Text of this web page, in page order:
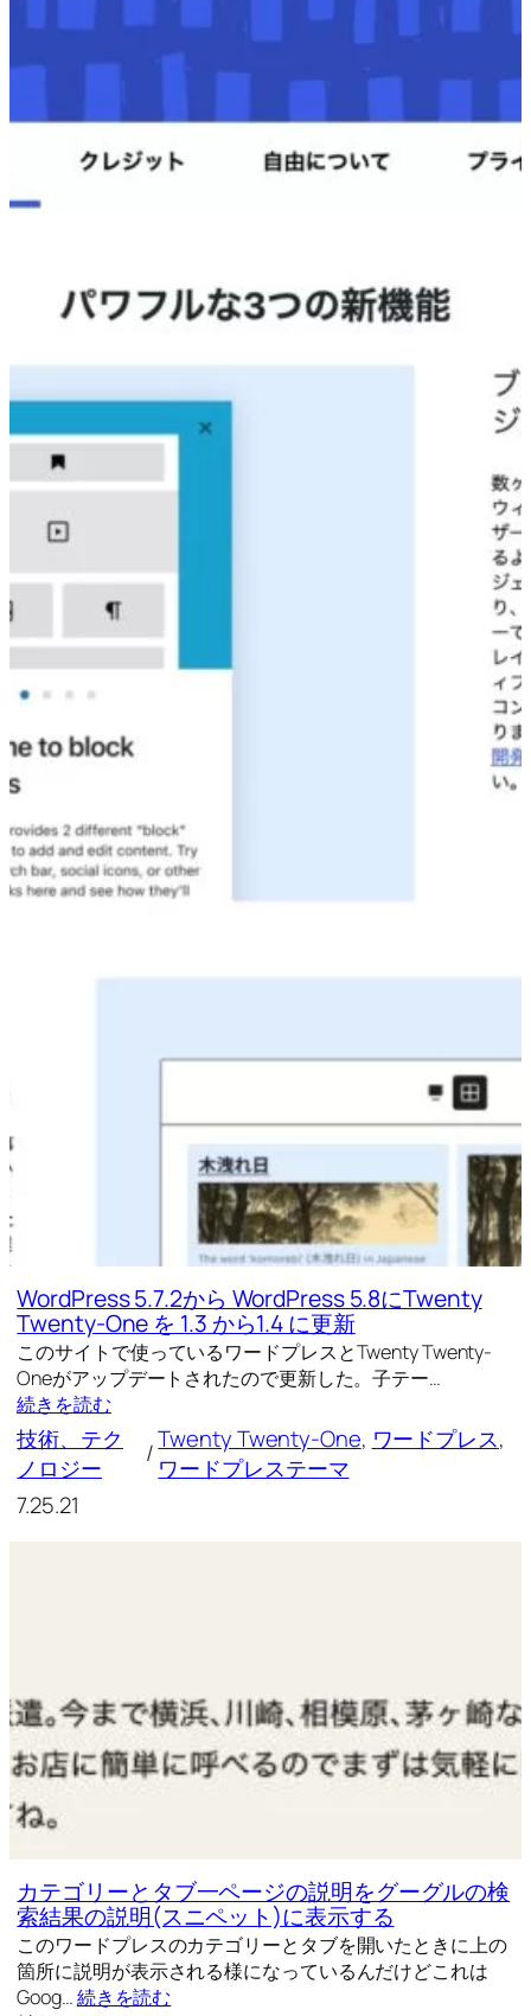
WordPress 5.7.2から WordPress 5.8にTwenty
Twenty-One を 1.3 から1.4 に更新
このサイトで使っているワードプレスとTwenty Twenty-
Oneがアップデートされたので更新した。子テー…
続きを読む
技術、テク
ノロジー
/Twenty Twenty-One, ワードプレス
ワードプレステーマ
7.25.21
カテゴリーとタブ一ページの説明をグーグルの検
索結果の説明(スニペット)に表示する
このワードプレスのカテゴリーとタブを開いたときに上の
箇所に説明が表示される様になっているんだけどこれは
Goog…続きを読む